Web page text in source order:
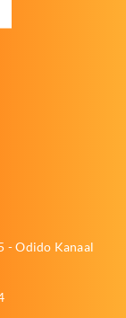
- Odido Kanaal